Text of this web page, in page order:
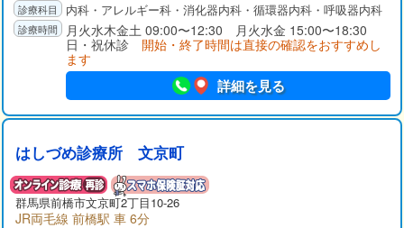
内科・アレルギー科・消化器内科・循環器内科・呼吸器内科
月火水木金土 09:00〜12:30 月火水金 15:00〜18:30
日・祝休診 開始・終了時間は直接の確認をおすすめし
ます
詳細を見る
はしづめ診療所 文京町
群馬県前橋市文京町2丁目10-26
JR両毛線 前橋駅 車 6分